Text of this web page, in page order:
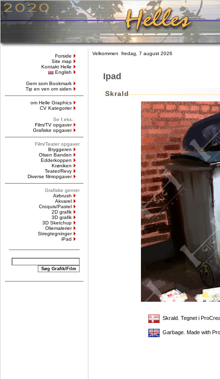
Forside
Site map
Kontakt Helle
English
Gem som Bookmark
Tip en ven om siden
om Helle Graphics
CV Kategorier
Se f.eks.:
Film/TV opgaver
Grafiske opgaver
Film/Teater opgaver
Bryggeren
Olsen Banden
Edderkoppen
Krøniken
Teater/Revy
Diverse filmopgaver
Grafiske genrer
Airbrush
Akvarel
Croquis/Pastel
2D grafik
3D grafik
3D Sketchup
Oliemalerier
Stregtegninger
iPad
Velkommen fredag, 7 august 2026
Ipad
Skrald
Skrald. Tegnet i
Garbage. Made with